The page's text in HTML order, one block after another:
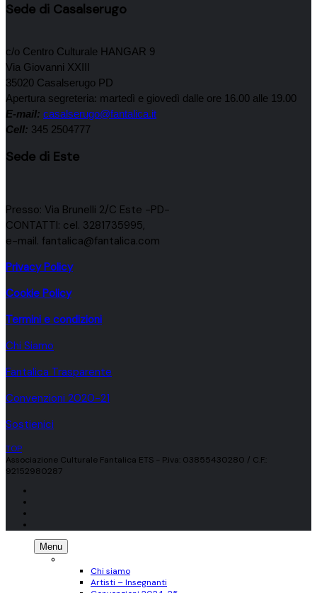
Sede di Casalserugo
c/o Centro Culturale HANGAR 9
Via Giovanni XXIII
35020 Casalserugo PD
Apertura segreteria: martedì e giovedì dalle ore 16.00 alle 19.00
E-mail: casalserugo@fantalica.it
Cell: 345 2504777
Sede di Este
Presso: Via Brunelli 2/C Este -PD-
CONTATTI: cel. 3281735995,
e-mail. fantalica@fantalica.com
Privacy Policy
Cookie Policy
Termini e condizioni
Chi Siamo
Fantalica Trasparente
Convenzioni 2020-21
Sostienici
TOP
Associazione Culturale Fantalica ETS - P.iva: 03855430280 / C.F.:
92152980287
Menu
Chi siamo
Artisti – Insegnanti